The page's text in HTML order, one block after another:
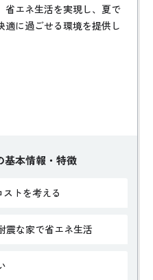
省エネ生活を実現し、夏で
適に過ごせる環境を提供し
提案。お客さまの夢や希
一丸となって実現します。
基本情報・特徴
トを考える
震な家で省エネ生活